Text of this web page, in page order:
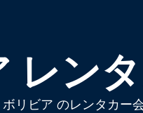
レン
リビア のレンタカー